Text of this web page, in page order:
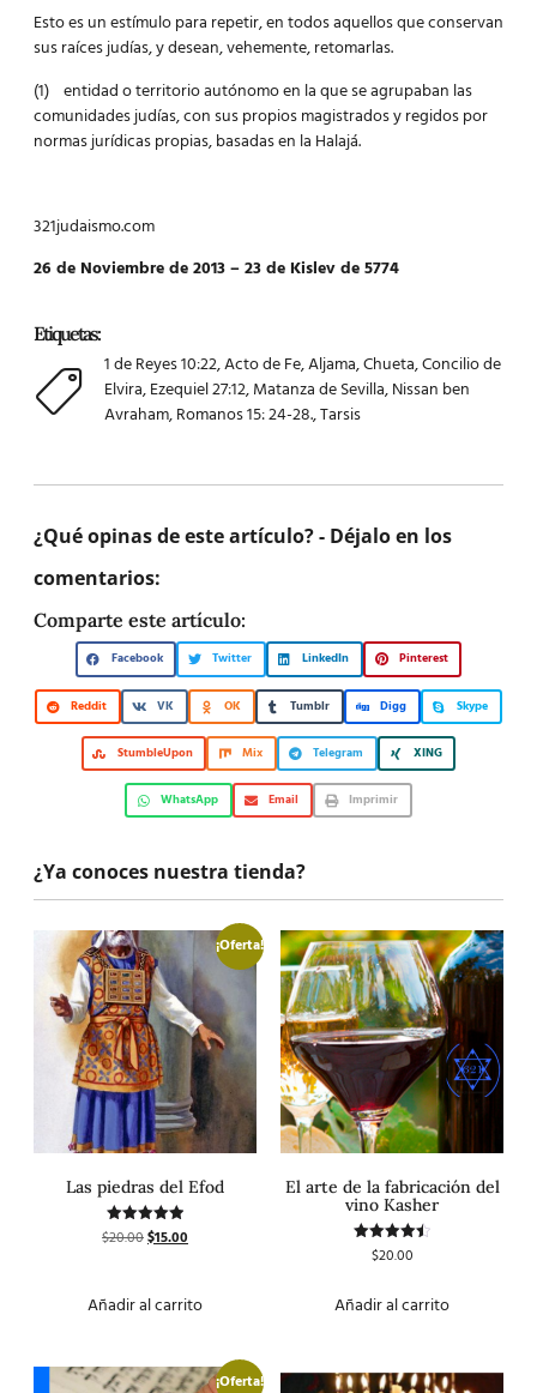
Esto es un estímulo para repetir, en todos aquellos que conservan
sus raíces judías, y desean, vehemente, retomarlas.
(1) entidad o territorio autónomo en la que se agrupaban las
comunidades judías, con sus propios magistrados y regidos por
normas jurídicas propias, basadas en la Halajá.
321judaismo.com
26 de Noviembre de 2013 – 23 de Kislev de 5774
Etiquetas:
1 de Reyes 10:22,Acto de Fe,Aljama,Chueta,Concilio de
Elvira,Ezequiel 27:12,Matanza de Sevilla,Nissan ben
Avraham,Romanos 15: 24-28.,Tarsis
¿Qué opinas de este artículo? - Déjalo en los
comentarios:
Comparte este artículo:
Facebook Twitter LinkedIn Pinterest
Reddit VK OK Tumblr Digg Skype
StumbleUpon Mix Telegram XING
WhatsApp Email Imprimir
¿Ya conoces nuestra tienda?
¡Oferta!
Las piedras del Efod
Valorado
con
$20.00$15.00
Añadir al carrito
El arte de la fabricación del
vino Kasher
Valorado
$20.00
Añadir al carrito
¡Oferta!